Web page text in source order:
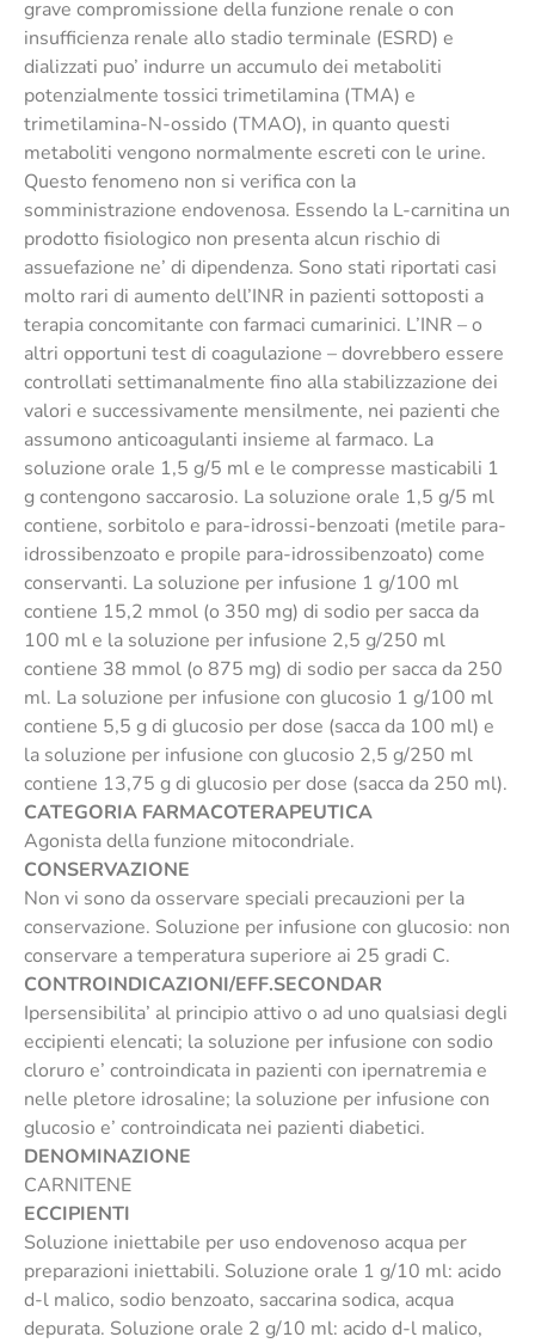
grave compromissione della funzione renale o con
insufficienza renale allo stadio terminale (ESRD) e
dializzati puo’ indurre un accumulo dei metaboliti
potenzialmente tossici trimetilamina (TMA) e
trimetilamina-N-ossido (TMAO), in quanto questi
metaboliti vengono normalmente escreti con le urine.
Questo fenomeno non si verifica con la
somministrazione endovenosa. Essendo la L-carnitina un
prodotto fisiologico non presenta alcun rischio di
assuefazione ne’ di dipendenza. Sono stati riportati casi
molto rari di aumento dell’INR in pazienti sottoposti a
terapia concomitante con farmaci cumarinici. L’INR – o
altri opportuni test di coagulazione – dovrebbero essere
controllati settimanalmente fino alla stabilizzazione dei
valori e successivamente mensilmente, nei pazienti che
assumono anticoagulanti insieme al farmaco. La
soluzione orale 1,5 g/5 ml e le compresse masticabili 1
g contengono saccarosio. La soluzione orale 1,5 g/5 ml
contiene, sorbitolo e para-idrossi-benzoati (metile para-
idrossibenzoato e propile para-idrossibenzoato) come
conservanti. La soluzione per infusione 1 g/100 ml
contiene 15,2 mmol (o 350 mg) di sodio per sacca da
100 ml e la soluzione per infusione 2,5 g/250 ml
contiene 38 mmol (o 875 mg) di sodio per sacca da 250
ml. La soluzione per infusione con glucosio 1 g/100 ml
contiene 5,5 g di glucosio per dose (sacca da 100 ml) e
la soluzione per infusione con glucosio 2,5 g/250 ml
contiene 13,75 g di glucosio per dose (sacca da 250 ml).
CATEGORIA FARMACOTERAPEUTICA
Agonista della funzione mitocondriale.
CONSERVAZIONE
Non vi sono da osservare speciali precauzioni per la
conservazione. Soluzione per infusione con glucosio: non
conservare a temperatura superiore ai 25 gradi C.
CONTROINDICAZIONI/EFF.SECONDAR
Ipersensibilita’ al principio attivo o ad uno qualsiasi degli
eccipienti elencati; la soluzione per infusione con sodio
cloruro e’ controindicata in pazienti con ipernatremia e
nelle pletore idrosaline; la soluzione per infusione con
glucosio e’ controindicata nei pazienti diabetici.
DENOMINAZIONE
CARNITENE
ECCIPIENTI
Soluzione iniettabile per uso endovenoso acqua per
preparazioni iniettabili. Soluzione orale 1 g/10 ml: acido
d-l malico, sodio benzoato, saccarina sodica, acqua
depurata. Soluzione orale 2 g/10 ml: acido d-l malico,